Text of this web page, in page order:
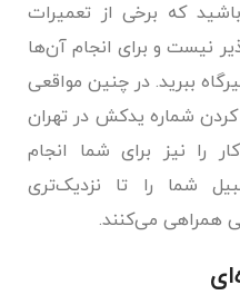
که برخی از تعمیرات
نیست و برای انجام آن‌ها
ببرید. در چنین مواقعی
شماره یدکش در تهران
را نیز برای شما انجام
شما را تا نزدیک‌تری
همراهی می‌کنند.